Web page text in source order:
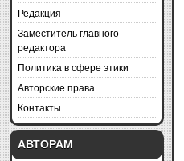
Редакция
Заместитель главного
редактора
Политика в сфере этики
Авторские права
Контакты
АВТОРАМ